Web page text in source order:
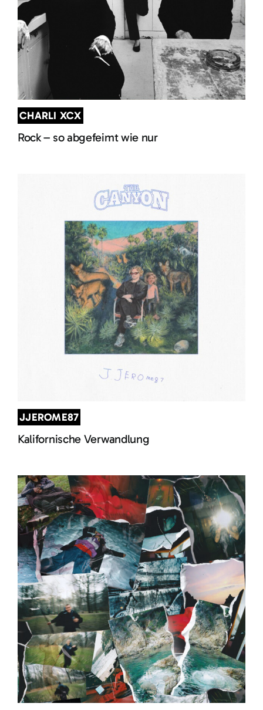
CHARLI XCX
Rock – so abgefeimt wie nur
JJEROME87
Kalifornische Verwandlung